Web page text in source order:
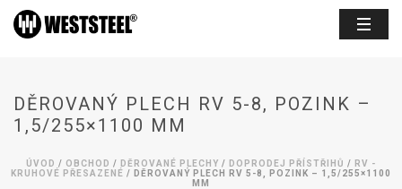
DĚROVANÝ PLECH RV 5-8, POZINK –
1,5/255×1100 MM
ÚVOD / OBCHOD / DĚROVANÉ PLECHY / DOPRODEJ PŘÍSTŘIHŮ / RV -
KRUHOVÉ PŘESAZENÉ / DĚROVANÝ PLECH RV 5-8, POZINK – 1,5/255×1100
MM